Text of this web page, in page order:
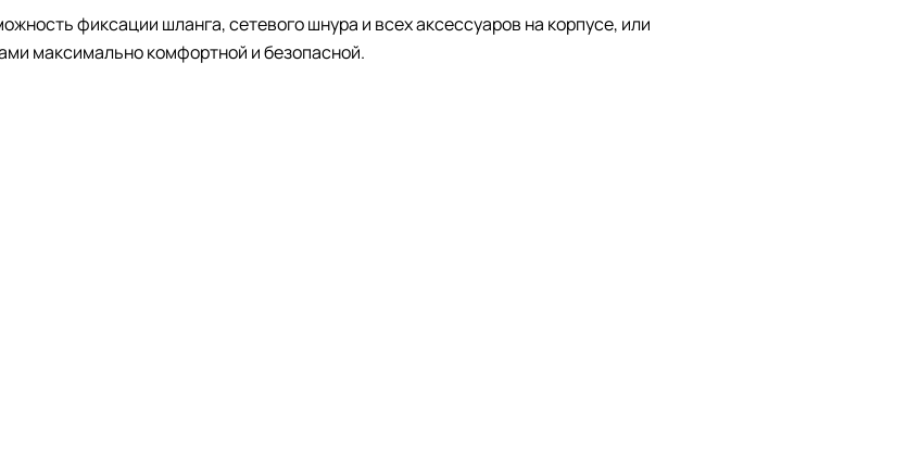
фиксации шланга, сетевого шнура и всех аксессуаров на корпусе, или
максимально комфортной и безопасной.